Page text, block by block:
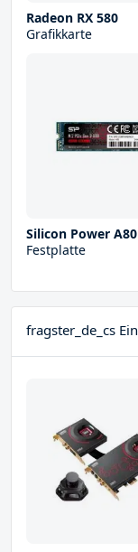
Radeon RX 580
Grafikkarte
Silicon Power A80
Festplatte
fragster_de_cs